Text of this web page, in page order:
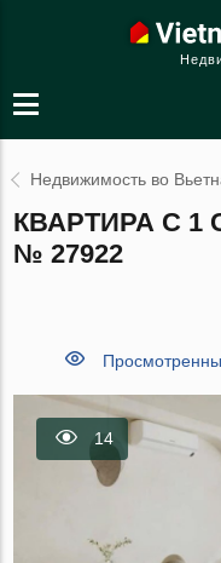
Недвижимость во
КВАРТИРА С 1
№ 27922
14